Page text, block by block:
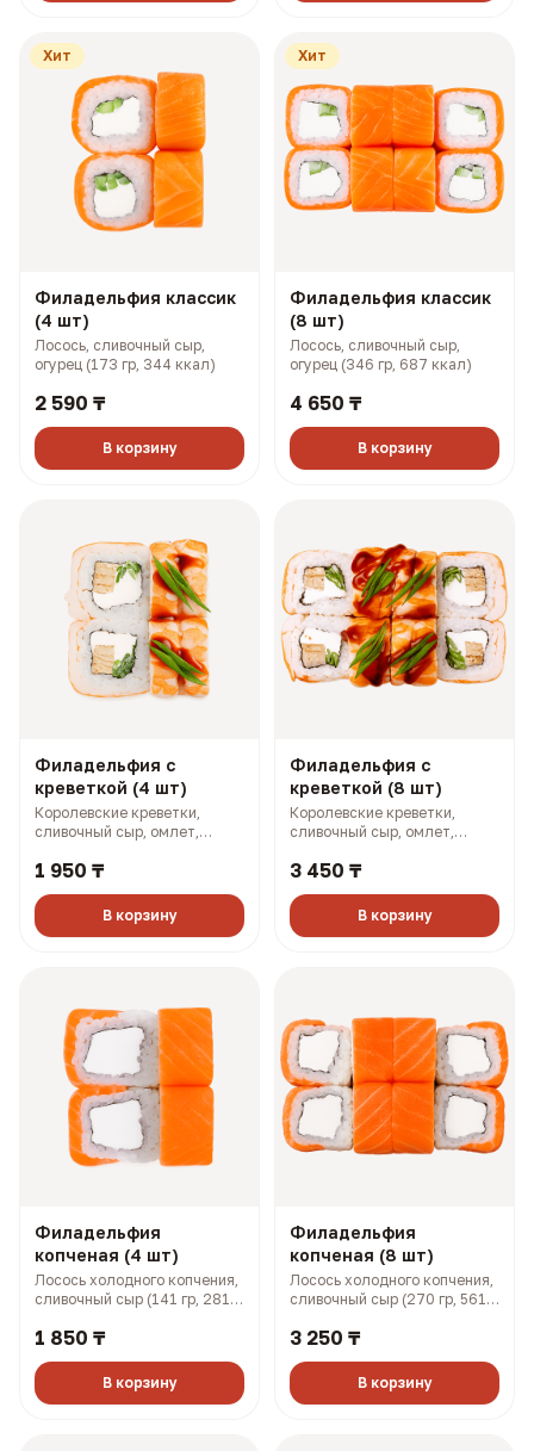
Хит
Филадельфия классик
(4 шт)
Лосось, сливочный сыр,
огурец (173 гр, 344 ккал)
2 590 ₸
В корзину
Хит
Филадельфия классик
(8 шт)
Лосось, сливочный сыр,
огурец (346 гр, 687 ккал)
4 650 ₸
В корзину
Филадельфия с
креветкой (4 шт)
Королевские креветки,
сливочный сыр, омлет,
251 ккал)
1 950 ₸
В корзину
Филадельфия с
креветкой (8 шт)
Королевские креветки,
сливочный сыр, омлет,
501 ккал)
3 450 ₸
В корзину
Филадельфия
копченая (4 шт)
Лосось холодного копчения,
сливочный сыр (141 гр, 281
1 850 ₸
В корзину
Филадельфия
копченая (8 шт)
Лосось холодного копчения,
сливочный сыр (270 гр, 561
3 250 ₸
В корзину